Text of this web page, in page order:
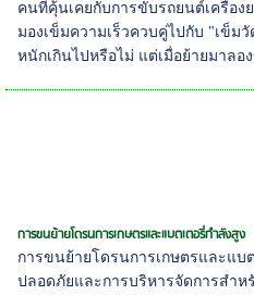
คนที่คุ้นเคยกับการขับรถยนต์เครื่อ
มองเข็มความเร็วควบคู่ไปกับ "เข็ม
หนักเกินไปหรือไม่ แต่เมื่อย้ายมาลอง
การขนย้ายโดรนการเกษตรและแบตเตอรี่กำลังสูง
การขนย้ายโดรนการเกษตรและแบ
ปลอดภัยและการบริหารจัดการสำห